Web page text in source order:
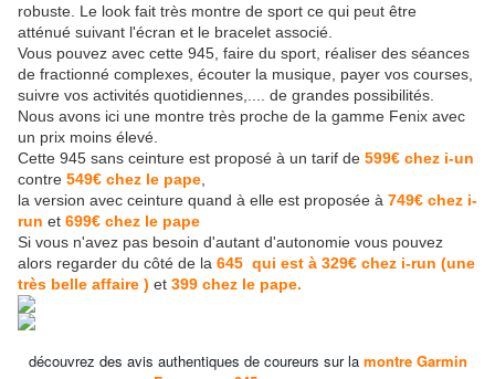
robuste. Le look fait très montre de sport ce qui peut être
atténué suivant l'écran et le bracelet associé.
Vous pouvez avec cette 945, faire du sport, réaliser des séances
de fractionné complexes, écouter la musique, payer vos courses,
suivre vos activités quotidiennes,.... de grandes possibilités.
Nous avons ici une montre très proche de la gamme Fenix avec
un prix moins élevé.
Cette 945 sans ceinture est proposé à un tarif de 599€ chez i-un
contre 549€ chez le pape
la version avec ceinture quand à elle est proposée à 749€ chez i-
run et 699€ chez le pape
Si vous n'avez pas besoin d'autant d'autonomie vous pouvez
alors regarder du côté de la 645 qui est à 329€ chez i-run (une
très belle affaire ) et 399 chez le pape.
découvrez des avis authentiques de coureurs sur la montre Garmin